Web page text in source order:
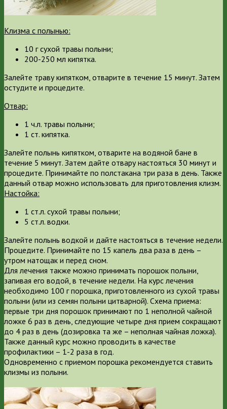
Клизма с полынью:
10 г сухой травы полыни;
200-250 мл кипятка.
Залейте траву кипятком, отварите в течение 15 минут. Затем
остудите и процедите.
Отвар:
1 ч.л. травы полыни;
1 ст. кипятка.
Залейте полынь кипятком, отварите на водяной бане в
течение 5 минут. Затем дайте отвару настояться 30 минут и
процедите. Принимайте по полстакана три раза в день. Также
данный отвар можно использовать для приготовления клизм.
Настойка:
1 ст.л. сухой травы полыни;
5 ст.л. водки.
Залейте полынь водкой и дайте настояться в течение недели.
Процедите. Принимайте по 15 капель два раза в день –
утром натощак и перед сном.
Для лечения также можно принимать порошок полыни,
запивая его водой, в течение недели. На курс лечения
необходимо 100 г порошка, приготовленного из сухой травы
полыни (или из семян полыни цитварной). Схема приема:
первые три дня порошок принимают по 1 неполной чайной
ложке 6 раз в день, следующие четыре дня прием сокращают
до 4 раз в день (дозировка та же – неполная чайная ложка).
Также данный курс можно проводить в качестве
профилактики – 1-2 раза в год.
Одновременно с приемом порошка рекомендуется ставить
клизмы из полыни.